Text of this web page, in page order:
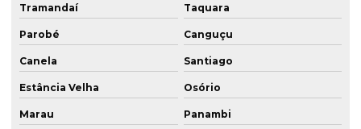
Execução estaca hélice
Execução estaca hélice contínua
Tramandaí Taquara
Parobé Canguçu
Canela Santiago
Estância Velha Osório
Marau Panambi